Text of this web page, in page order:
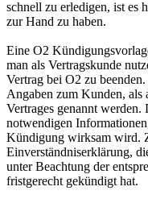
schnell zu erledigen, ist es
zur Hand zu haben.
Eine O2
man als Vertragskunde
Vertrag bei O2 zu
Angaben zum Kunden, als
Vertrages genannt
notwendigen
Kündigung wirksam wird.
Einverständniserklärung,
unter Beachtung der
fristgerecht gekündigt hat.